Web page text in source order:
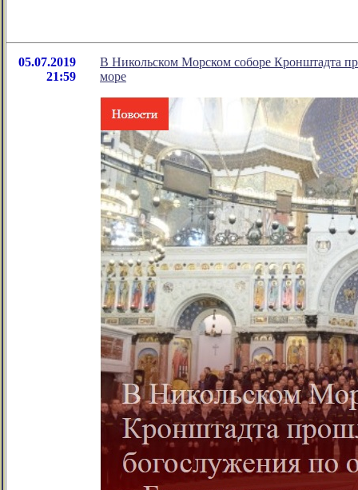
05.07.2019
21:59
В Никольском Морском соборе Кронштадта
море